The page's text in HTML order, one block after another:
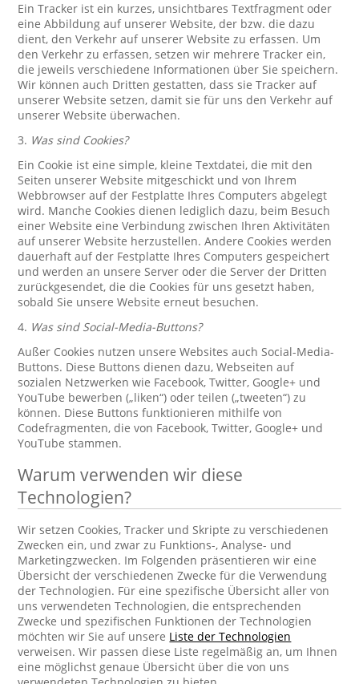
Ein Tracker ist ein kurzes, unsichtbares Textfragment oder
eine Abbildung auf unserer Website, der bzw. die dazu
dient, den Verkehr auf unserer Website zu erfassen. Um
den Verkehr zu erfassen, setzen wir mehrere Tracker ein,
die jeweils verschiedene Informationen über Sie speichern.
Wir können auch Dritten gestatten, dass sie Tracker auf
unserer Website setzen, damit sie für uns den Verkehr auf
unserer Website überwachen.
3. Was sind Cookies?
Ein Cookie ist eine simple, kleine Textdatei, die mit den
Seiten unserer Website mitgeschickt und von Ihrem
Webbrowser auf der Festplatte Ihres Computers abgelegt
wird. Manche Cookies dienen lediglich dazu, beim Besuch
einer Website eine Verbindung zwischen Ihren Aktivitäten
auf unserer Website herzustellen. Andere Cookies werden
dauerhaft auf der Festplatte Ihres Computers gespeichert
und werden an unsere Server oder die Server der Dritten
zurückgesendet, die die Cookies für uns gesetzt haben,
sobald Sie unsere Website erneut besuchen.
4. Was sind Social-Media-Buttons?
Außer Cookies nutzen unsere Websites auch Social-Media-
Buttons. Diese Buttons dienen dazu, Webseiten auf
sozialen Netzwerken wie Facebook, Twitter, Google+ und
YouTube bewerben („liken“) oder teilen („tweeten“) zu
können. Diese Buttons funktionieren mithilfe von
Codefragmenten, die von Facebook, Twitter, Google+ und
YouTube stammen.
Warum verwenden wir diese
Technologien?
Wir setzen Cookies, Tracker und Skripte zu verschiedenen
Zwecken ein, und zwar zu Funktions-, Analyse- und
Marketingzwecken. Im Folgenden präsentieren wir eine
Übersicht der verschiedenen Zwecke für die Verwendung
der Technologien. Für eine spezifische Übersicht aller von
uns verwendeten Technologien, die entsprechenden
Zwecke und spezifischen Funktionen der Technologien
möchten wir Sie auf unsere Liste der Technologien
verweisen. Wir passen diese Liste regelmäßig an, um Ihnen
eine möglichst genaue Übersicht über die von uns